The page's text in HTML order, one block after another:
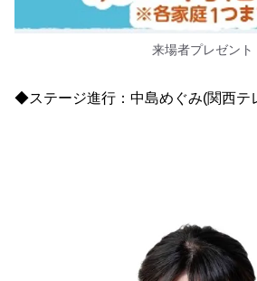
来場者プレゼント
◆ステージ進行：中島めぐみ(関西テ